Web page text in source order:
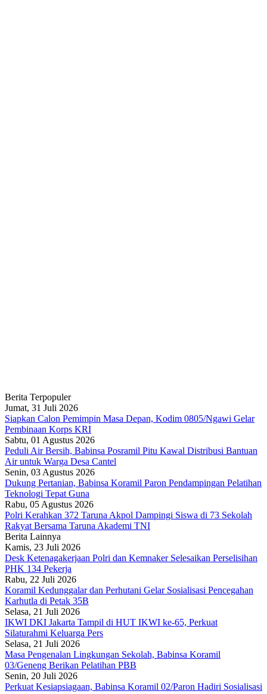
Berita Terpopuler
Jumat, 31 Juli 2026
Siapkan Calon Pemimpin Masa Depan, Kodim 0805/Ngawi Gelar
Pembinaan Korps KRI
Sabtu, 01 Agustus 2026
Peduli Air Bersih, Babinsa Posramil Pitu Kawal Distribusi Bantuan
Air untuk Warga Desa Cantel
Senin, 03 Agustus 2026
Dukung Pertanian, Babinsa Koramil Paron Pendampingan Pelatihan
Teknologi Tepat Guna
Rabu, 05 Agustus 2026
Polri Kerahkan 372 Taruna Akpol Dampingi Siswa di 73 Sekolah
Rakyat Bersama Taruna Akademi TNI
Berita Lainnya
Kamis, 23 Juli 2026
Desk Ketenagakerjaan Polri dan Kemnaker Selesaikan Perselisihan
PHK 134 Pekerja
Rabu, 22 Juli 2026
Koramil Kedunggalar dan Perhutani Gelar Sosialisasi Pencegahan
Karhutla di Petak 35B
Selasa, 21 Juli 2026
IKWI DKI Jakarta Tampil di HUT IKWI ke-65, Perkuat
Silaturahmi Keluarga Pers
Selasa, 21 Juli 2026
Masa Pengenalan Lingkungan Sekolah, Babinsa Koramil
03/Geneng Berikan Pelatihan PBB
Senin, 20 Juli 2026
Perkuat Kesiapsiagaan, Babinsa Koramil 02/Paron Hadiri Sosialisasi